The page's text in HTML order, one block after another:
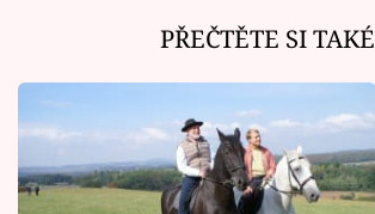
PŘEČTĚTE SI TAKÉ